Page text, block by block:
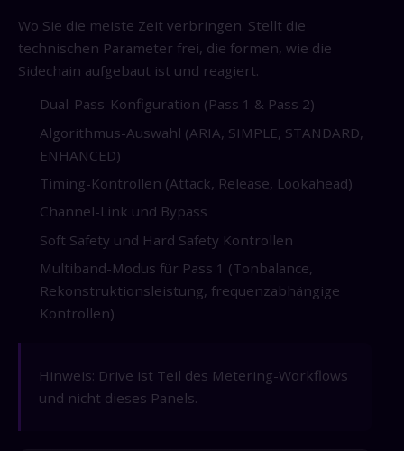
Wo Sie die meiste Zeit verbringen. Stellt die
technischen Parameter frei, die formen, wie die
Sidechain aufgebaut ist und reagiert.
Dual-Pass-Konfiguration (Pass 1 & Pass 2)
Algorithmus-Auswahl (ARIA, SIMPLE, STANDARD,
ENHANCED)
Timing-Kontrollen (Attack, Release, Lookahead)
Channel-Link und Bypass
Soft Safety und Hard Safety Kontrollen
Multiband-Modus für Pass 1 (Tonbalance,
Rekonstruktionsleistung, frequenzabhängige
Kontrollen)
Hinweis: Drive ist Teil des Metering-Workflows
und nicht dieses Panels.